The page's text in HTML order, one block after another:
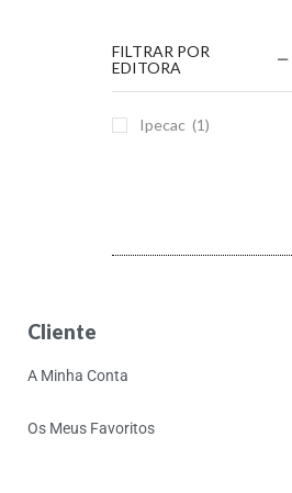
FILTRAR POR
EDITORA
Ipecac (1)
Cliente
A Minha Conta
Os Meus Favoritos